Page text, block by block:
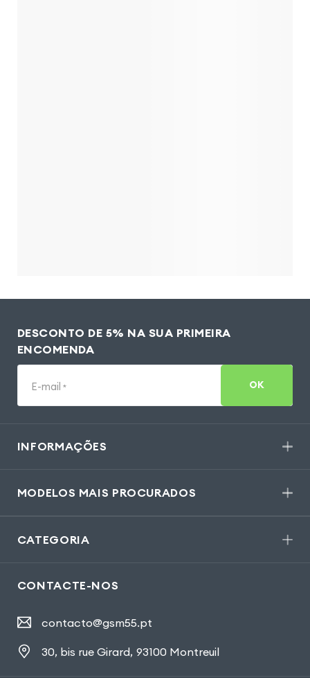
DESCONTO DE 5% NA SUA PRIMEIRA
ENCOMENDA
E-mail * OK
INFORMAÇÕES
MODELOS MAIS PROCURADOS
CATEGORIA
CONTACTE-NOS
contacto@gsm55.pt
30, bis rue Girard, 93100 Montreuil